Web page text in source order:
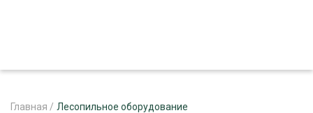
Главная / Лесопильное оборудование